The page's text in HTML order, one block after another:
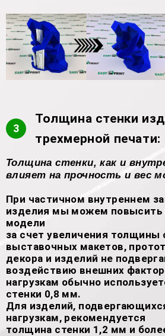
3
Толщина стенки
трехмерной печати:
Толщина стенки, как и
влияет на прочность и вес
При частичном внутреннем
изделия мы можем повысить
модели
за счет увеличения толщины
выставочных макетов,
декора и изделий не
воздействию внешних
нагрузкам обычно
стенки 0,8 мм.
Для изделий,
нагрузкам, рекомендуется
толщина стенки 1,2 мм и